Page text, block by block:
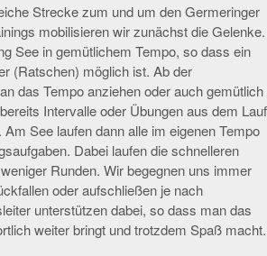
Strecke zum und um den Germeringer
mobilisieren wir zunächst die Gelenke.
See in gemütlichem Tempo, so dass ein
(Ratschen) möglich ist. Ab der
das Tempo anziehen oder auch gemütlich
Intervalle oder Übungen aus dem Lauf
See laufen dann alle im eigenen Tempo
Dabei laufen die schnelleren
Runden. Wir begegnen uns immer
oder aufschließen je nach
unterstützen dabei, so dass man das
weiter bringt und trotzdem Spaß macht.